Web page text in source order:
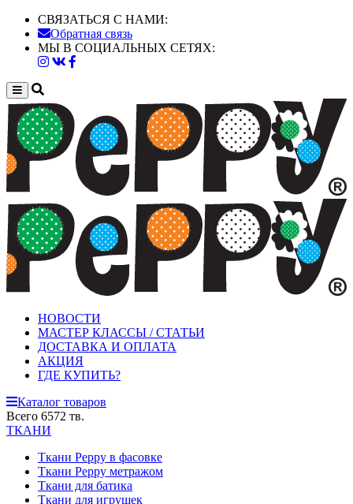
СВЯЗАТЬСЯ С НАМИ:
Обратная связь
МЫ В СОЦИАЛЬНЫХ СЕТЯХ:
НОВОСТИ
МАСТЕР КЛАССЫ / СТАТЬИ
ДОСТАВКА И ОПЛАТА
АКЦИЯ
ГДЕ КУПИТЬ?
Каталог товаров
Всего 6572 тв.
ТКАНИ
Ткани Peppy в фасовке
Ткани Peppy метражом
Ткани для батика
Ткани для игрушек